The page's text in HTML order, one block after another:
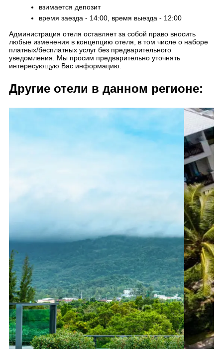
взимается депозит
время заезда - 14:00, время выезда - 12:00
Администрация отеля оставляет за собой право вносить
любые изменения в концепцию отеля, в том числе о наборе
платных/бесплатных услуг без предварительного
уведомления. Мы просим предварительно уточнять
интересующую Вас информацию.
Другие отели в данном регионе: